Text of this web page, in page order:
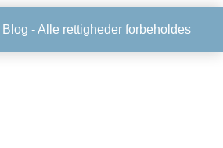
Blog - Alle rettigheder forbeholdes